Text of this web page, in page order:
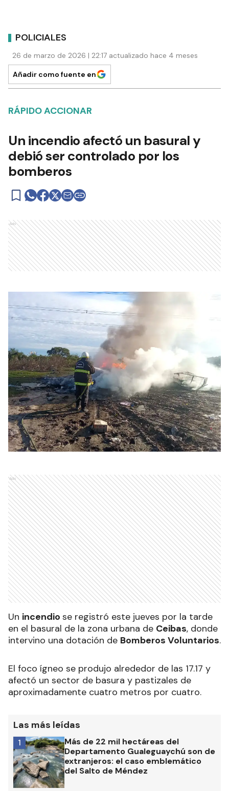
POLICIALES
26 de marzo de 2026 | 22:17 actualizado hace 4 meses
Añadir como fuente en
RÁPIDO ACCIONAR
Un incendio afectó un basural y
debió ser controlado por los
bomberos
Ads
Ads
Un incendio se registró este jueves por la tarde
en el basural de la zona urbana de Ceibas, donde
intervino una dotación de Bomberos Voluntarios.
El foco ígneo se produjo alrededor de las 17.17 y
afectó un sector de basura y pastizales de
aproximadamente cuatro metros por cuatro.
Las más leídas
Más de 22 mil hectáreas del
Departamento Gualeguaychú son de
extranjeros: el caso emblemático
del Salto de Méndez
1